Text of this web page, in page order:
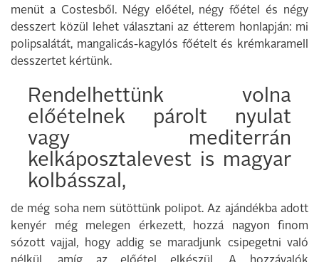
menüt a Costesből. Négy előétel, négy főétel és négy
desszert közül lehet választani az étterem honlapján: mi
polipsalátát, mangalicás-kagylós főételt és krémkaramell
desszertet kértünk.
Rendelhettünk volna
előételnek párolt nyulat
vagy mediterrán
kelkáposztalevest is magyar
kolbásszal,
de még soha nem sütöttünk polipot. Az ajándékba adott
kenyér még melegen érkezett, hozzá nagyon finom
sózott vajjal, hogy addig se maradjunk csipegetni való